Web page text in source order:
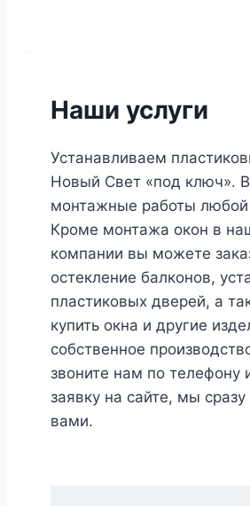
Наши услуги
Устанавливаем
Новый Свет «под ключ».
монтажные работы любой
Кроме монтажа окон в
компании вы можете
остекление балконов,
пластиковых дверей, а
купить окна и другие
собственное
звоните нам по телефону
заявку на сайте, мы
вами.